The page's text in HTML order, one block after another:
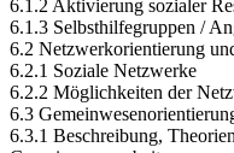
6.1.2 Aktivierung sozialer
6.1.3 Selbsthilfegruppen /
6.2 Netzwerkorientierung
6.2.1 Soziale Netzwerke
6.2.2 Möglichkeiten der
6.3
6.3.1 Beschreibung,